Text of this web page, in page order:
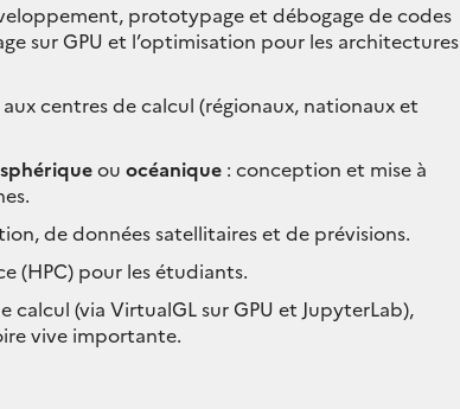
prototypage et débogage de codes
sur GPU et l’optimisation pour les architectures
centres de calcul (régionaux, nationaux et
ou océanique: conception et mise à
de données satellitaires et de prévisions.
(HPC) pour les étudiants.
(via VirtualGL sur GPU et JupyterLab),
vive importante.